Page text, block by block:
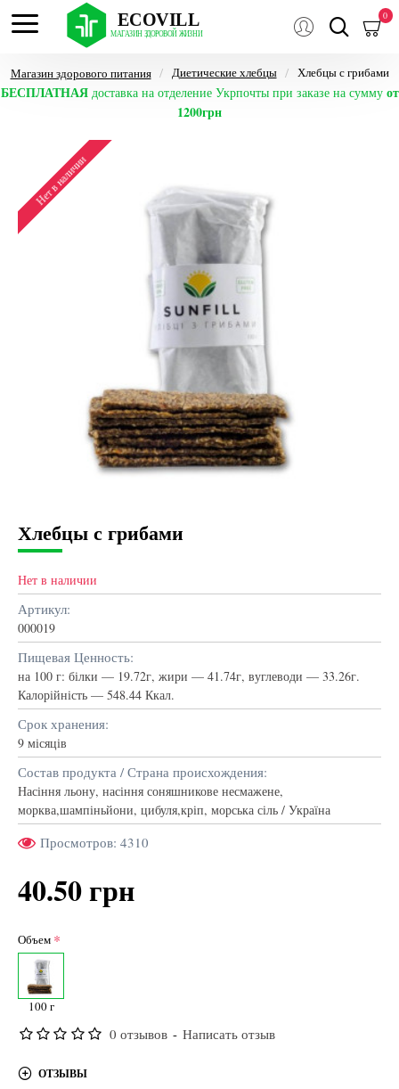
0
Магазин здорового питания Диетические хлебцы Хлебцы с грибами
БЕСПЛАТНАЯдоставка на отделение Укрпочты при заказе на суммуот
1200грн
Нет в наличии
Хлебцы с грибами
Нет в наличии
Артикул:
000019
Пищевая Ценность:
на 100 г: білки — 19.72г, жири — 41.74г, вуглеводи — 33.26г.
Калорійність — 548.44 Ккал.
Срок хранения:
9 місяців
Состав продукта / Страна происхождения:
Насіння льону, насіння соняшникове несмажене,
морква,шампіньйони, цибуля,кріп, морська сіль / Україна
Просмотров: 4310
0 отзывов - Написать отзыв
40.50 грн
Объем
100 г
ОТЗЫВЫ